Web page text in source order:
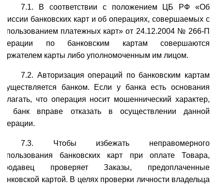
7.1. В соответствии с положением ЦБ РФ «Об
банковских карт и об операциях, совершаемых с
платежных карт» от 24.12.2004 № 266-П
по банковским картам совершаются
карты либо уполномоченным им лицом.
7.2. Авторизация операций по банковским картам
банком. Если у банка есть основания
что операция носит мошеннический характер,
банк вправе отказать в осуществлении данной
7.3. Чтобы избежать неправомерного
банковских карт при оплате Товара,
проверяет Заказы, предоплаченные
картой. В целях проверки личности владельца